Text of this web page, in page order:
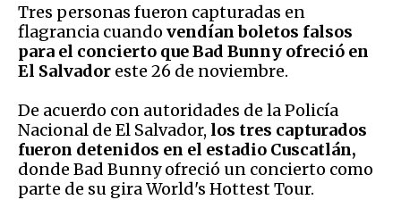
Tres personas fueron capturadas en
flagrancia cuando vendían boletos falsos
para el concierto que Bad Bunny ofreció en
El Salvador este 26 de noviembre.
De acuerdo con autoridades de la Policía
Nacional de El Salvador, los tres capturados
fueron detenidos en el estadio Cuscatlán,
donde Bad Bunny ofreció un concierto como
parte de su gira World's Hottest Tour.